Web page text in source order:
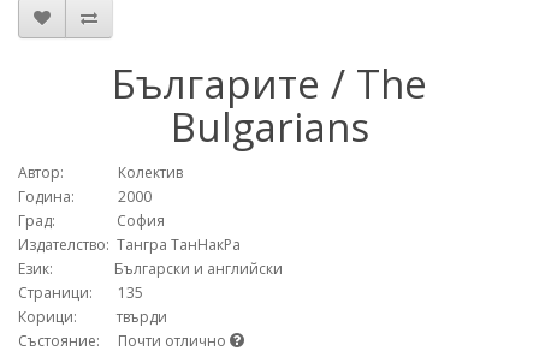
Българите / The
Bulgarians
Автор: Колектив
Година: 2000
Град: София
Издателство: Тангра ТанНакРа
Език: Български и английски
Страници: 135
Корици: твърди
Състояние: Почти отлично